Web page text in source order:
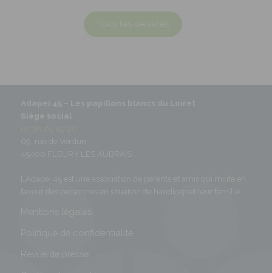
Tous les services
Adapei 45 – Les papillons blancs du Loiret
Siège social
45400 FLEURY LES AUBRAIS
L’Adapei 45 est une association de parents et amis qui milite en
faveur des personnes en situation de handicap et leur famille.
Politique de confidentialité
Revue de presse